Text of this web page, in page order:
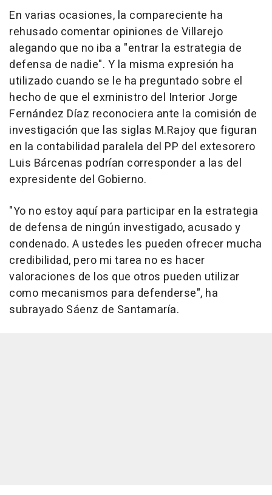
En varias ocasiones, la compareciente ha
rehusado comentar opiniones de Villarejo
alegando que no iba a "entrar la estrategia de
defensa de nadie". Y la misma expresión ha
utilizado cuando se le ha preguntado sobre el
hecho de que el exministro del Interior Jorge
Fernández Díaz reconociera ante la comisión de
investigación que las siglas M.Rajoy que figuran
en la contabilidad paralela del PP del extesorero
Luis Bárcenas podrían corresponder a las del
expresidente del Gobierno.
"Yo no estoy aquí para participar en la estrategia
de defensa de ningún investigado, acusado y
condenado. A ustedes les pueden ofrecer mucha
credibilidad, pero mi tarea no es hacer
valoraciones de los que otros pueden utilizar
como mecanismos para defenderse", ha
subrayado Sáenz de Santamaría.